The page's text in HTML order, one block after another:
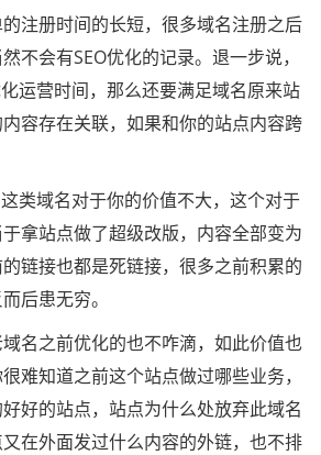
册时间的长短，很多域名注册之后
不会有SEO优化的记录。退一步说，
运营时间，那么还要满足域名原来站
容存在关联，如果和你的站点内容跨
域名对于你的价值不大，这个对于
拿站点做了超级改版，内容全部变为
链接也都是死链接，很多之前积累的
后患无穷。
之前优化的也不咋滴，如此价值也
难知道之前这个站点做过哪些业务，
好的站点，站点为什么处放弃此域名
在外面发过什么内容的外链，也不排